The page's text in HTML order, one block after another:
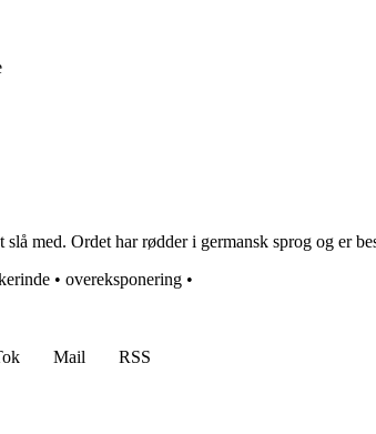
med. Ordet har rødder i germansk sprog og er
• overeksponering •
Mail
RSS